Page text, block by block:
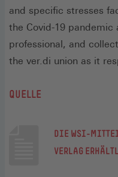
and specific stresses
the Covid-19 pandemic
professional, and
the ver.di union as it
QUELLE
DIE WSI-
VERLAG